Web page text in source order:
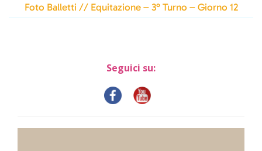
Foto Balletti // Equitazione – 3° Turno – Giorno 12
Seguici su: